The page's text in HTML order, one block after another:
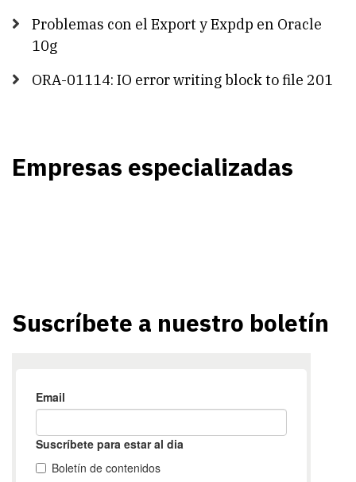
Problemas con el Export y Expdp en Oracle
10g
ORA-01114: IO error writing block to file 201
Empresas especializadas
Suscríbete a nuestro boletín